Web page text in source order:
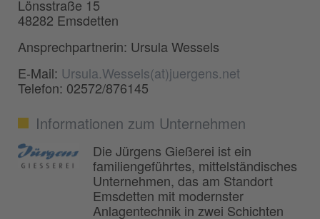
Lönsstraße 15
48282 Emsdetten
Ansprechpartnerin: Ursula Wessels
E-Mail: Ursula.Wessels(at)juergens.net
Telefon: 02572/876145
Informationen zum Unternehmen
Die Jürgens Gießerei ist ein
familiengeführtes, mittelständisches
Unternehmen, das am Standort
Emsdetten mit modernster
Anlagentechnik in zwei Schichten